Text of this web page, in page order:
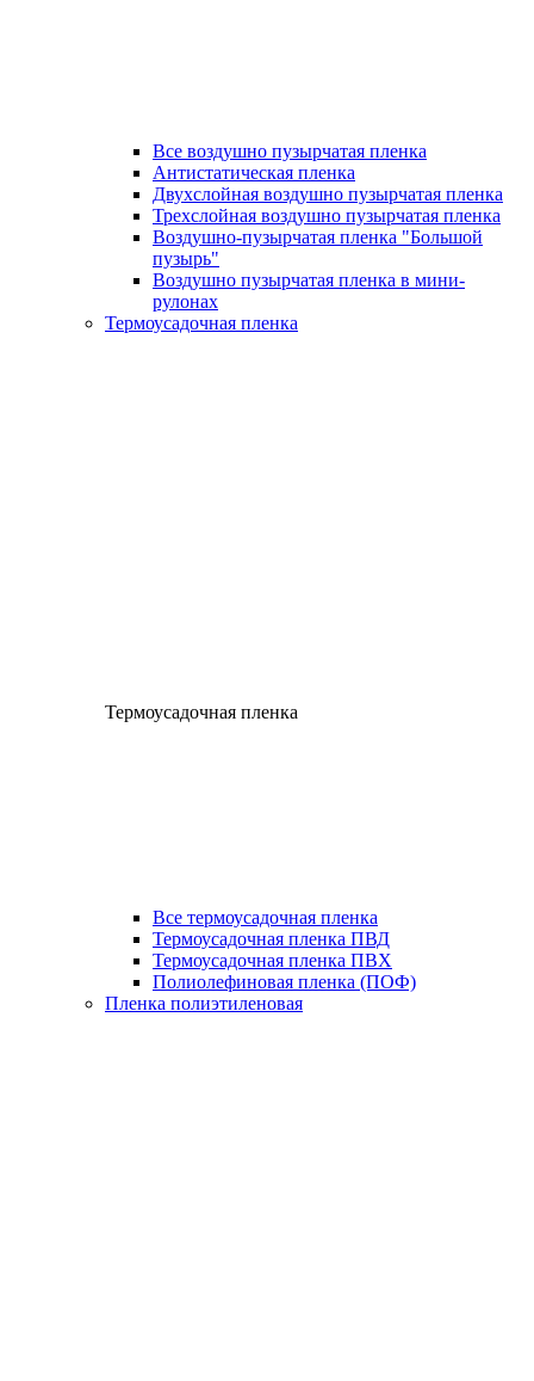
Все воздушно пузырчатая пленка
Антистатическая пленка
Двухслойная воздушно пузырчатая пленка
Трехслойная воздушно пузырчатая пленка
Воздушно-пузырчатая пленка "Большой
пузырь"
Воздушно пузырчатая пленка в мини-
рулонах
Термоусадочная пленка
Термоусадочная пленка
Все термоусадочная пленка
Термоусадочная пленка ПВД
Термоусадочная пленка ПВХ
Полиолефиновая пленка (ПОФ)
Пленка полиэтиленовая